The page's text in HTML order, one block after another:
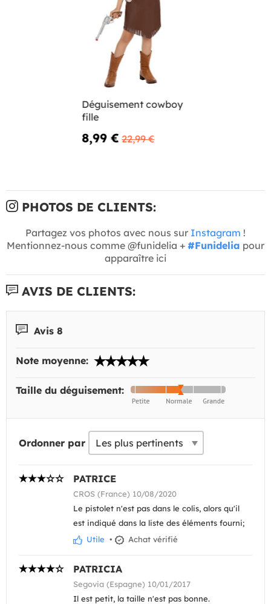
Déguisement cowboy
fille
8,99 € 22,99 €
PHOTOS DE CLIENTS:
Partagez vos photos avec nous sur Instagram !
Mentionnez-nous comme @funidelia + #Funidelia pour
apparaître ici
AVIS DE CLIENTS:
Avis 8
Note moyenne:
Taille du déguisement:
Ordonner par
PATRICE
CROS (France) 10/08/2020
Le pistolet n'est pas dans le colis, alors qu'il
est indiqué dans la liste des éléments fourni;
Utile • Achat vérifié
PATRICIA
Segovia (Espagne) 10/01/2017
Il est petit, la taille n'est pas bonne.